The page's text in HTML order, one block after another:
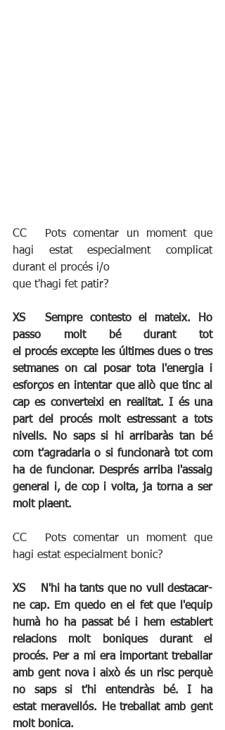
CC	Pots comentar un moment que
hagi estat especialment complicat
durant el procés i/o
que t'hagi fet patir?
XS	Sempre contesto el mateix. Ho
passo molt bé durant tot
el procés excepte les últimes dues o tres
setmanes on cal posar tota l'energia i
esforços en intentar que allò que tinc al
cap es converteixi en realitat. I és una
part del procés molt estressant a tots
nivells. No saps si hi arribaràs tan bé
com t'agradaria o si funcionarà tot com
ha de funcionar. Després arriba l'assaig
general i, de cop i volta, ja torna a ser
molt plaent.
CC	Pots comentar un moment que
hagi estat especialment bonic?
XS	N'hi ha tants que no vull destacar-
ne cap. Em quedo en el fet que l'equip
humà ho ha passat bé i hem establert
relacions molt boniques durant el
procés. Per a mi era important treballar
amb gent nova i això és un risc perquè
no saps si t'hi entendràs bé. I ha
estat meravellós. He treballat amb gent
molt bonica.